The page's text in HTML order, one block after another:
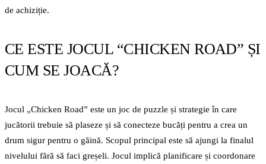
de achiziție.
CE ESTE JOCUL “CHICKEN ROAD” ȘI
CUM SE JOACĂ?
Jocul „Chicken Road” este un joc de puzzle și strategie în care
jucătorii trebuie să plaseze și să conecteze bucăți pentru a crea un
drum sigur pentru o găină. Scopul principal este să ajungi la finalul
nivelului fără să faci greșeli. Jocul implică planificare și coordonare